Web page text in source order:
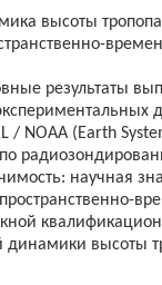
высоты
результаты
/ NOАА (Eаrth
научная
динамики высоты
могут